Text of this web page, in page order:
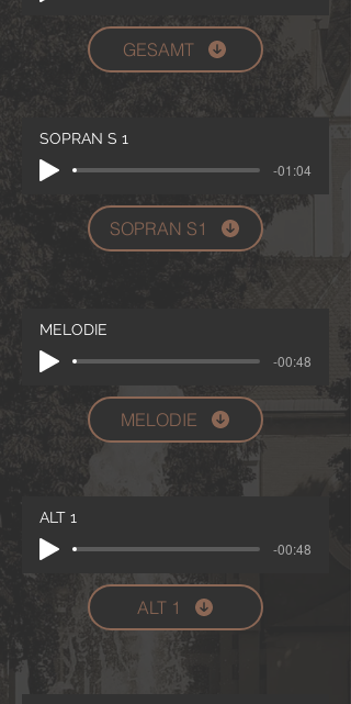
GESAMT
SOPRAN S 1
-01:04
SOPRAN S1
MELODIE
-00:48
MELODIE
ALT 1
-00:48
ALT 1